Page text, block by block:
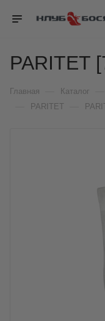
PARITET
Главная Каталог
PARITET